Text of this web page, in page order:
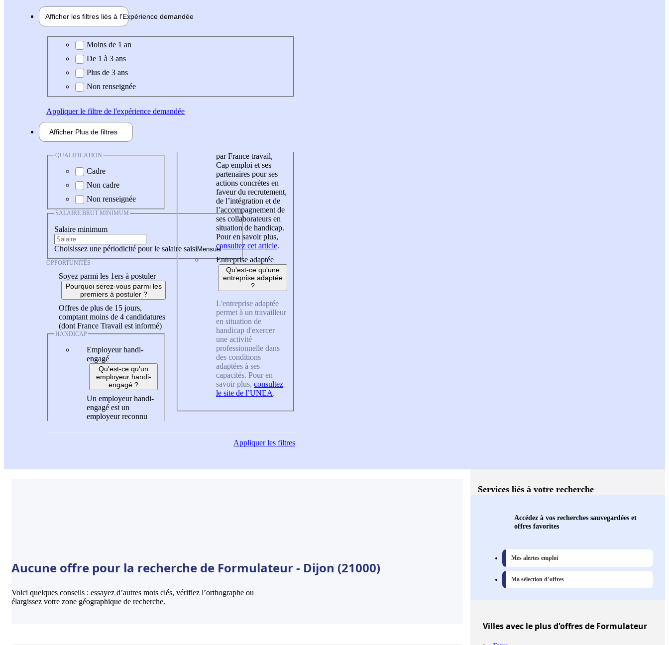
Afficher les filtres liés à l'Expérience demandée
Expérience demandée
Moins de 1 an
De 1 à 3 ans
Plus de 3 ans
Non renseignée
Appliquerle filtre de l'expérience demandée
Afficher Plus de filtres
QUALIFICATION
Cadre
Non cadre
Non renseignée
SALAIRE BRUT MINIMUM
Salaire minimum
Choisissez une périodicité pour le salaire saisi
OPPORTUNITÉS
Soyez parmi les 1ers à postuler
Pourquoi serez-vous parmi les
premiers à postuler ?
Offres de plus de 15 jours,
comptant moins de 4 candidatures
(dont France Travail est informé)
HANDICAP
Employeur handi-
engagé
Qu'est-ce qu'un
employeur handi-
engagé ?
Un employeur handi-
engagé est un
employeur reconnu
par France travail,
Cap emploi et ses
partenaires pour ses
actions concrètes en
faveur du recrutement,
de l’intégration et de
l’accompagnement de
ses collaborateurs en
situation de handicap.
Pour en savoir plus,
consultez cet article.
Entreprise adaptée
Qu'est-ce qu'une
entreprise adaptée
?
L'entreprise adaptée
permet à un travailleur
en situation de
handicap d'exercer
une activité
professionnelle dans
des conditions
adaptées à ses
capacités. Pour en
savoir plus, consultez
le site de l’UNEA.
Appliquerles filtres
Aucune offre pour la recherche de Formulateur - Dijon (21000)
Voici quelques conseils : essayez d’autres mots clés, vérifiez l’orthographe ou
élargissez votre zone géographique de recherche.
Services liés à votre recherche
Accédez à vos recherches sauvegardées et
offres favorites
Mes alertes emploi
Ma sélection d’offres
Villesavec le plus d'offres de Formulateur